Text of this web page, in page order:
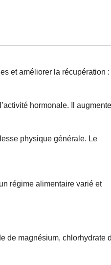
et améliorer la récupération :
hormonale. Il
physique générale. Le
régime alimentaire varié et
de magnésium, chlorhydrate